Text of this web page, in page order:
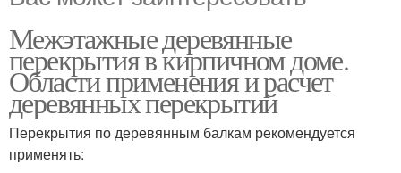
Межэтажные деревянные
перекрытия в кирпичном доме.
Области применения и расчет
деревянных перекрытий
Перекрытия по деревянным балкам рекомендуется
применять: